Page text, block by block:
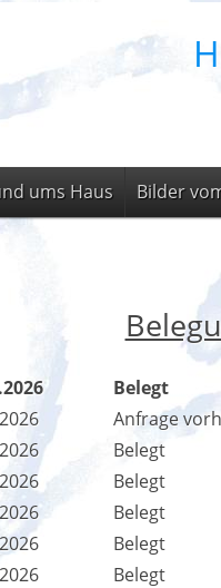
ums Haus Bilder
Belegt
Anfrage
Belegt
Belegt
Belegt
Belegt
Belegt